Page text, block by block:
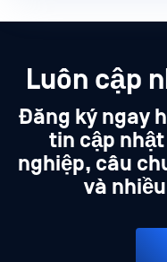
Luôn cập
Đăng ký ngay
tin cập
nghiệp, câu
và